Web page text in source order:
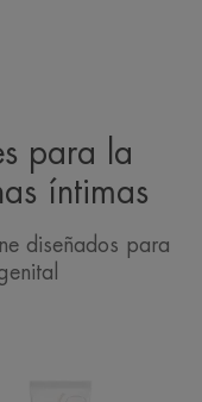
para la
íntimas
diseñados para